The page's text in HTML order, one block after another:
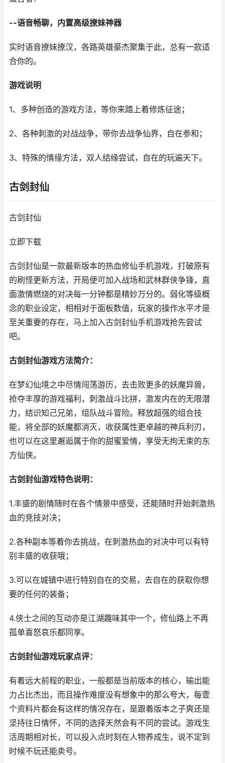
--语音畅聊，内置高级撩妹神器
实时语音撩妹撩汉，各路英雄豪杰聚集于此，总有一款适
合你的。
游戏说明
1、多种创造的游戏方法，等你来踏上着修炼征途；
2、各种刺激的对战战争，带你去战争仙界，自在参和；
3、特殊的情缘方法，双人结缘尝试，自在的玩遍天下。
古剑封仙
古剑封仙
立即下载
古剑封仙是一款最新版本的热血修仙手机游戏，打破原有
的刷怪更新方法，开局便可加入战场和武林群侠争锋，直
面激情燃烧的对决每一分钟都是精妙万分的。弱化等级概
念的职业设定，相相对于面板数值，玩家的操作水平才是
至关重要的存在，马上加入古剑封仙手机游戏抢先尝试
吧。
古剑封仙游戏方法简介：
在梦幻仙境之中尽情闯荡游历，去击败更多的妖魔异兽，
抢夺丰厚的游戏福利，刺激战斗比拼，激发内在的无限潜
力，结识知己兄弟，组队战斗冒险。释放超强的组合技
能，将全部的妖魔都消灭，收获属性更卓越的神兵利刃，
也可以在这里邂逅属于你的甜蜜爱情，享受无拘无束的东
方仙侠。
古剑封仙游戏特色说明：
1.丰盛的剧情随时在各个情景中感受，还能随时开始刺激热
血的竞技对决；
2.各种副本等着你去挑战，在刺激热血的对决中可以有特
别丰盛的收获哦；
3.可以在城镇中进行特别自在的交易，去自在的获取你想
要的任何的装备；
4.侠士之间的互动亦是江湖趣味其中一个，修仙路上不再
孤单喜怒哀乐都同享。
古剑封仙游戏玩家点评：
有着远大前程的职业，一般都是当前版本的核心，输出能
力占比杰出，而且操作难度没有想象中的那么夸大，每壹
个资料片都会有这样的情况存在，是跟着版本之子爽还是
坚持往日情怀，不同的选择天然会有不同的尝试。游戏生
活周期相对长，可以投入点时刻在人物养成生，说不定到
时候不玩还能卖号。